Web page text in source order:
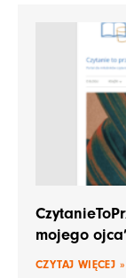
mojego
CZYTAJ WIĘCEJ »